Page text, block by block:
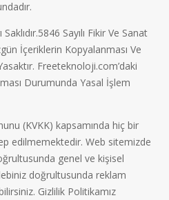
Sayılı Fikir Ve Sanat
İçeriklerin Kopyalanması Ve
Freeteknoloji.com’daki
Durumunda Yasal İşlem
(KVKK) kapsamında hiç bir
edilmemektedir. Web sitemizde
genel ve kişisel
doğrultusunda reklam
Gizlilik Politikamız